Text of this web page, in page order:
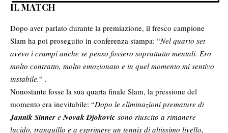
IL MATCH
Dopo aver parlato durante la premiazione, il fresco campione
Slam ha poi proseguito in conferenza stampa: “Nel quarto set
avevo i crampi anche se penso fossero soprattutto mentali. Ero
molto contratto, molto emozionato e in quel momento mi sentivo
instabile.” .
Nonostante fosse la sua quarta finale Slam, la pressione del
momento era inevitabile: “Dopo le eliminazioni premature di
Jannik Sinner eNovak Djokovic sono riuscito a rimanere
lucido, tranquillo e a esprimere un tennis di altissimo livello,